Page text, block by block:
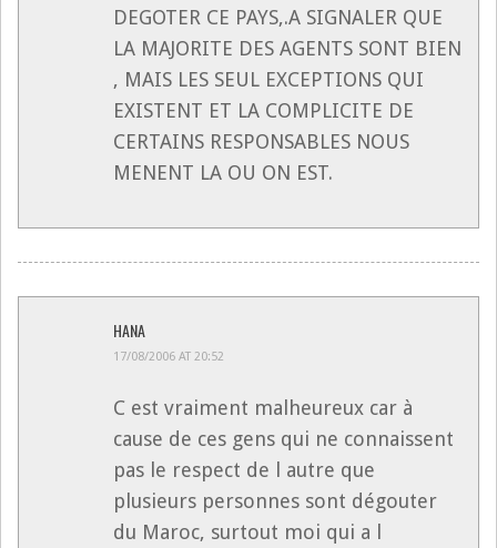
DEGOTER CE PAYS,.A SIGNALER QUE
LA MAJORITE DES AGENTS SONT BIEN
, MAIS LES SEUL EXCEPTIONS QUI
EXISTENT ET LA COMPLICITE DE
CERTAINS RESPONSABLES NOUS
MENENT LA OU ON EST.
HANA
17/08/2006 AT 20:52
C est vraiment malheureux car à
cause de ces gens qui ne connaissent
pas le respect de l autre que
plusieurs personnes sont dégouter
du Maroc, surtout moi qui a l